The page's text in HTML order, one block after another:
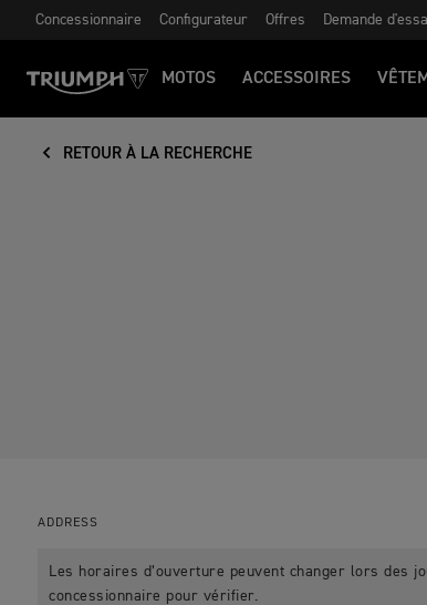
Concessionnaire Configurateur Offres Demande
MOTOS ACCESSOIRES
RETOUR À LA RECHERCHE
ADDRESS
Les horaires d’ouverture peuvent changer lors des
concessionnaire pour vérifier.